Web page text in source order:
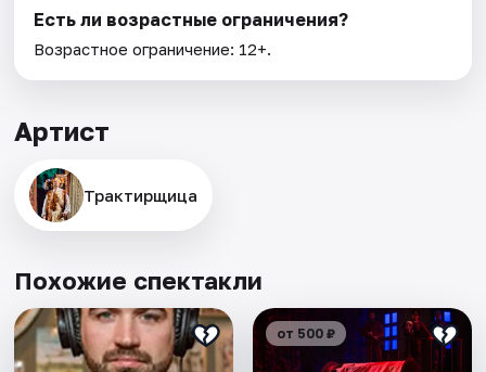
Есть ли возрастные ограничения?
Возрастное ограничение: 12+.
Артист
Трактирщица
Похожие спектакли
от 500 ₽